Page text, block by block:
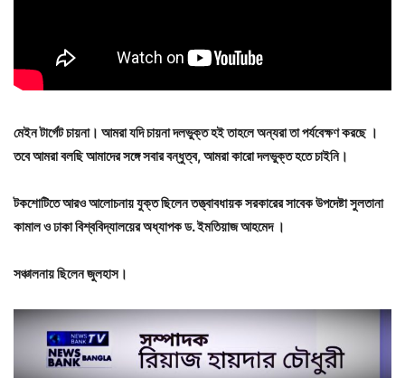
মেইন টার্গেট চায়না।‌ আমরা যদি চায়না দলভুক্ত হই তাহলে অন্যরা তা পর্যবেক্ষণ করছে ।
তবে আমরা বলছি আমাদের সঙ্গে সবার বন্ধুত্ব, আমরা কারো দলভুক্ত হতে চাইনি। ‌
টকশোটিতেআরওআলোচনায়যুক্তছিলেনতত্ত্বাবধায়কসরকারেরসাবেকউপদেষ্টাসুলতানা
কামালওঢাকাবিশ্ববিদ্যালয়েরঅধ্যাপকড.ইমতিয়াজআহমেদ ।
সঞ্চালনায় ছিলেন জুলহাস।